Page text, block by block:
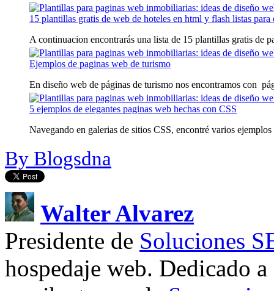
15 plantillas gratis de web de hoteles en html y flash listas para
A continuacion encontrarás una lista de 15 plantillas gratis de
Ejemplos de paginas web de turismo
En diseño web de páginas de turismo nos encontramos con
5 ejemplos de elegantes paginas web hechas con CSS
Navegando en galerias de sitios CSS, encontré varios
By Blogsdna
Walter Alvarez
Presidente de Soluciones
hospedaje web. Dedicado